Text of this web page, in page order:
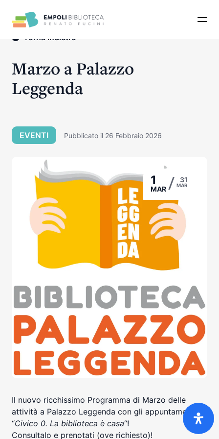
Apri
Torna indietro
Marzo a Palazzo
Leggenda
EVENTI Pubblicato il 26 Febbraio 2026
1
MAR / 31
MAR
Il nuovo ricchissimo Programma di Marzo delle
attività a Palazzo Leggenda con gli appuntamenti di
“Civico 0. La biblioteca è casa“!
Consultalo e prenotati (ove richiesto)!